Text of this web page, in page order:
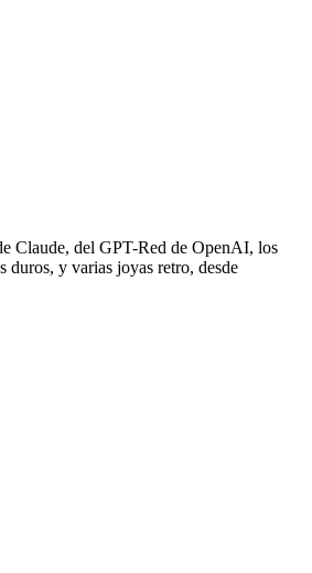
Claude, del GPT-Red de OpenAI, los
duros, y varias joyas retro, desde